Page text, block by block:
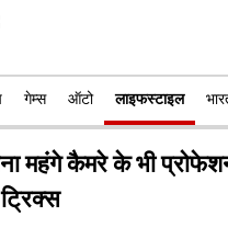
गेम्स ऑटो लाइफस्टाइल
महंगे कैमरे के भी